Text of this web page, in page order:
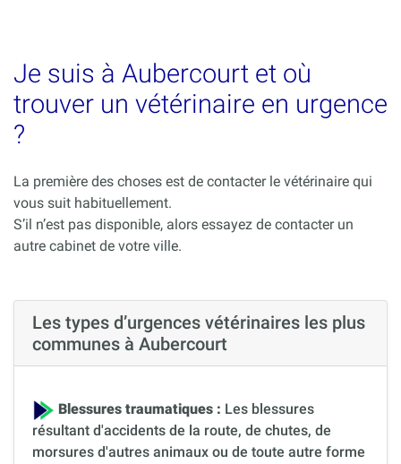
Je suis à Aubercourt et où
trouver un vétérinaire en urgence
?
La première des choses est de contacter le vétérinaire qui
vous suit habituellement.
S’il n’est pas disponible, alors essayez de contacter un
autre cabinet de votre ville.
Les types d’urgences vétérinaires les plus
communes à Aubercourt
Blessures traumatiques : Les blessures
résultant d'accidents de la route, de chutes, de
morsures d'autres animaux ou de toute autre forme